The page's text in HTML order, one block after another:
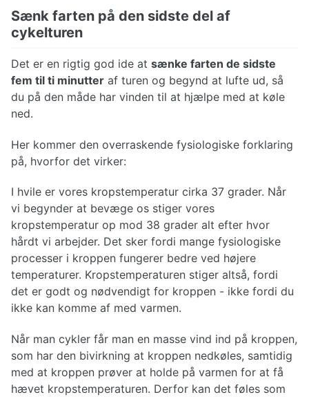
Sænk farten på den sidste del af
cykelturen
Det er en rigtig god ide at sænke farten de sidste
fem til ti minutter af turen og begynd at lufte ud, så
du på den måde har vinden til at hjælpe med at køle
ned.
Her kommer den overraskende fysiologiske forklaring
på, hvorfor det virker:
I hvile er vores kropstemperatur cirka 37 grader. Når
vi begynder at bevæge os stiger vores
kropstemperatur op mod 38 grader alt efter hvor
hårdt vi arbejder. Det sker fordi mange fysiologiske
processer i kroppen fungerer bedre ved højere
temperaturer. Kropstemperaturen stiger altså, fordi
det er godt og nødvendigt for kroppen - ikke fordi du
ikke kan komme af med varmen.
Når man cykler får man en masse vind ind på kroppen,
som har den bivirkning at kroppen nedkøles, samtidig
med at kroppen prøver at holde på varmen for at få
hævet kropstemperaturen. Derfor kan det føles som